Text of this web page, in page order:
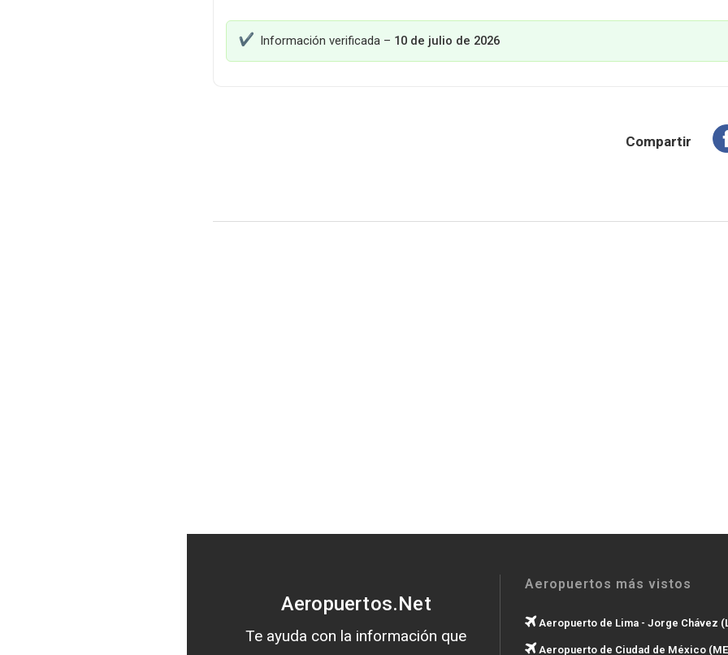
Información verificada – 10 de julio de 2026
Compartir
Aeropuertos.Net
Te ayuda con la información que
Aeropuertos más vistos
Aeropuerto de Lima - Jorge Chávez
Aeropuerto de Ciudad de México